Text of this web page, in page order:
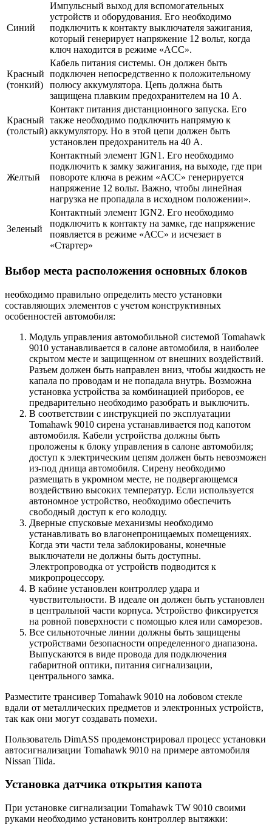
Синий
Импульсный выход для вспомогательных
устройств и оборудования. Его необходимо
подключить к контакту выключателя зажигания,
который генерирует напряжение 12 вольт, когда
ключ находится в режиме «ACC».
Красный
(тонкий)
Кабель питания системы. Он должен быть
подключен непосредственно к положительному
полюсу аккумулятора. Цепь должна быть
защищена плавким предохранителем на 10 А.
Красный
(толстый)
Контакт питания дистанционного запуска. Его
также необходимо подключить напрямую к
аккумулятору. Но в этой цепи должен быть
установлен предохранитель на 40 А.
Желтый
Контактный элемент IGN1. Его необходимо
подключить к замку зажигания, на выходе, где при
повороте ключа в режим «ACC» генерируется
напряжение 12 вольт. Важно, чтобы линейная
нагрузка не пропадала в исходном положении».
Зеленый
Контактный элемент IGN2. Его необходимо
подключить к контакту на замке, где напряжение
появляется в режиме «АСС» и исчезает в
«Стартер»
Выбор места расположения основных блоков
необходимо правильно определить место установки
составляющих элементов с учетом конструктивных
особенностей автомобиля:
Модуль управления автомобильной системой Tomahawk
9010 устанавливается в салоне автомобиля, в наиболее
скрытом месте и защищенном от внешних воздействий.
Разъем должен быть направлен вниз, чтобы жидкость не
капала по проводам и не попадала внутрь. Возможна
установка устройства за комбинацией приборов, ее
предварительно необходимо разобрать и выключить.
В соответствии с инструкцией по эксплуатации
Tomahawk 9010 сирена устанавливается под капотом
автомобиля. Кабели устройства должны быть
проложены к блоку управления в салоне автомобиля;
доступ к электрическим цепям должен быть невозможен
из-под днища автомобиля. Сирену необходимо
размещать в укромном месте, не подвергающемся
воздействию высоких температур. Если используется
автономное устройство, необходимо обеспечить
свободный доступ к его колодцу.
Дверные спусковые механизмы необходимо
устанавливать во влагонепроницаемых помещениях.
Когда эти части тела заблокированы, конечные
выключатели не должны быть доступны.
Электропроводка от устройств подводится к
микропроцессору.
В кабине установлен контроллер удара и
чувствительности. В идеале он должен быть установлен
в центральной части корпуса. Устройство фиксируется
на ровной поверхности с помощью клея или саморезов.
Все сильноточные линии должны быть защищены
устройствами безопасности определенного диапазона.
Выпускаются в виде провода для подключения
габаритной оптики, питания сигнализации,
центрального замка.
Разместите трансивер Tomahawk 9010 на лобовом стекле
вдали от металлических предметов и электронных устройств,
так как они могут создавать помехи.
Пользователь DimASS продемонстрировал процесс установки
автосигнализации Tomahawk 9010 на примере автомобиля
Nissan Tiida.
Установка датчика открытия капота
При установке сигнализации Tomahawk TW 9010 своими
руками необходимо установить контроллер вытяжки: